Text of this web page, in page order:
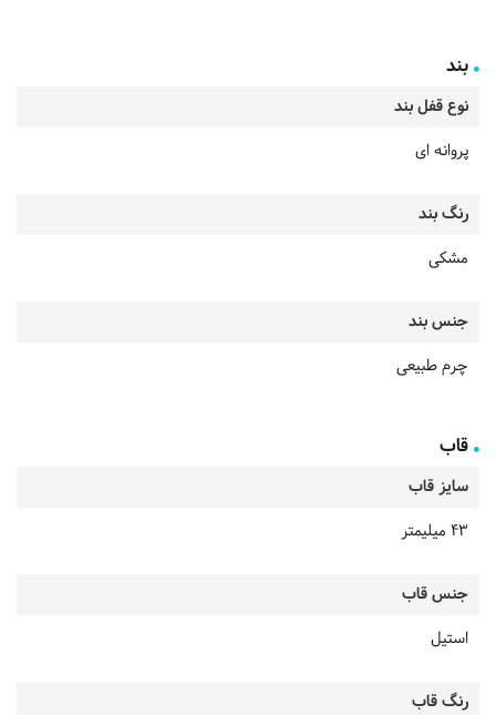
بند
نوع قفل بند
پروانه ای
رنگ بند
مشکی
جنس بند
چرم طبیعی
قاب
سایز قاب
43 میلیمتر
جنس قاب
استیل
رنگ قاب